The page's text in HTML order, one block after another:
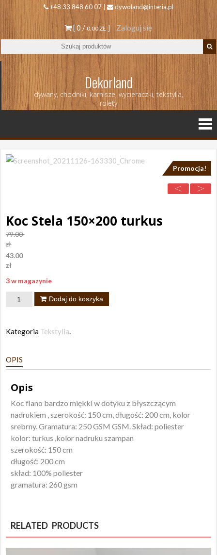
+48 33 848 60 07 | dywoland@interia.pl
[ 0 /0.00 ZŁ ] Zaloguj się
Dekorland
dywany, chodniki, karnisze, wycieraczki, tekstylia,
rolety
Promocja!
Koc Stela 150×200 turkus
79.00
zł
43.00
zł
3 w magazynie
ilość
150x200
Dodaj do koszyka
Kategoria Tekstylia.
OPIS
Opis
Koc flano bardzo miękki w dotyku z błyszczącym
nadrukiem , szerokość: 150 cm, długość: 200 cm, kolor
srebrny. Gramatura: 250 GSM GSM. Skład: poliester
kolor: turkus ,kolor nadruku szampan
szerokość: 150 cm
długość: 200 cm
skład: 100% poliester
gramatura: 260 gsm
RELATED PRODUCTS